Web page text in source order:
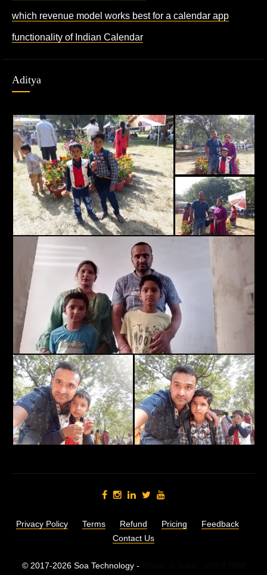
which revenue model works best for a calendar app
functionality of Indian Calendar
Aditya
Privacy Policy Terms Refund Pricing
Feedback
Contact Us
© 2017-2026 Soa Technology -